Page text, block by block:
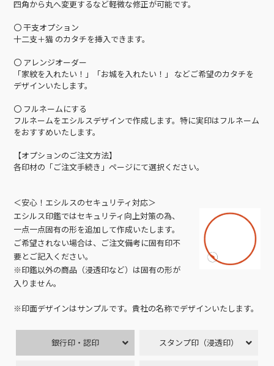
四角から丸へ変更するなど軽微な修正が可能です。
〇 干支オプション
十二支＋猫 のカタチを挿入できます。
〇 アレンジオーダー
「家紋を入れたい！」「お城を入れたい！」 などご希望のカタチを
デザインいたします。
〇 フルネームにする
フルネームをエシルスデザインで作成します。特に実印はフルネーム
をおすすめいたします。
【オプションのご注文方法】
各印材の「ご注文手続き」ページにて選択ください。
＜安心！エシルスのセキュリティ対応＞
エシルス印鑑ではセキュリティ向上対策の為、
一点一点固有の形を追加して作成いたします。
ご希望されない場合は、ご注文備考に固有印不
要とご記入ください。
※印鑑以外の商品（浸透印など）は固有の形が
入りません。
※印面デザインはサンプルです。貴社の名称でデザインいたします。
銀行印・認印 スタンプ印（浸透印）